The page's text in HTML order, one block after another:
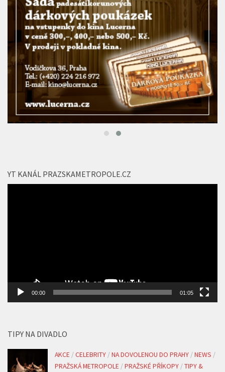
YT KANÁL PRAZSKAMETROPOLE.CZ
00:00 01:05
TIPY NA DIVADLO
AKCE /CELEBRITY /NA DOVOLENOU DO PRAHY /NEWS /
PRAŽSKÁ METROPOLE /PRAŽSKÉ PŘÍKOPY /TIPY &